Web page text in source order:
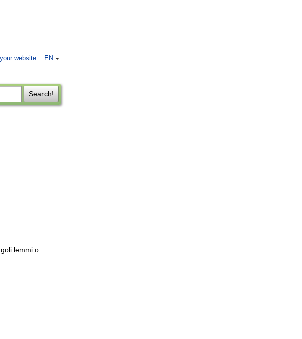
EN
website
Search!
lemmi o